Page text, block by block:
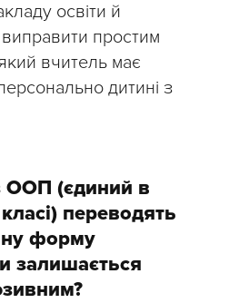
освіти й
простим
вчитель має
дитині з
ООП (єдиний в
переводять
форму
залишається